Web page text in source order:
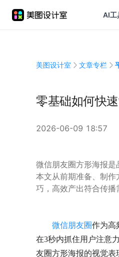
AI工
美图设计室 文章专栏
零基础如何快
2026-06-09 18:57
微信朋友圈方形海报是
本文从前期准备、制
巧，高效产出符合传播
微信朋友圈作为高
在3秒内抓住用户注意
友圈方形海报的视觉表